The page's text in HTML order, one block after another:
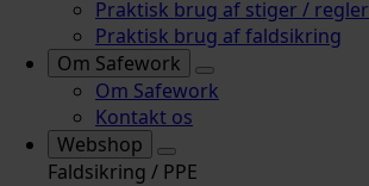
Praktisk brug af stiger / regler
Praktisk brug af faldsikring
Om Safework
Om Safework
Kontakt os
Webshop
Faldsikring / PPE